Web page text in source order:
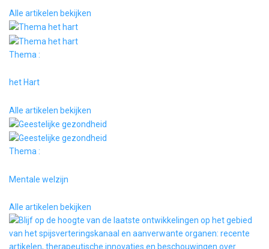
Alle artikelen bekijken
Thema :
het Hart
Alle artikelen bekijken
Thema :
Mentale welzijn
Alle artikelen bekijken